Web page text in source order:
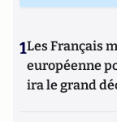
1Les Français
européenne
ira le grand